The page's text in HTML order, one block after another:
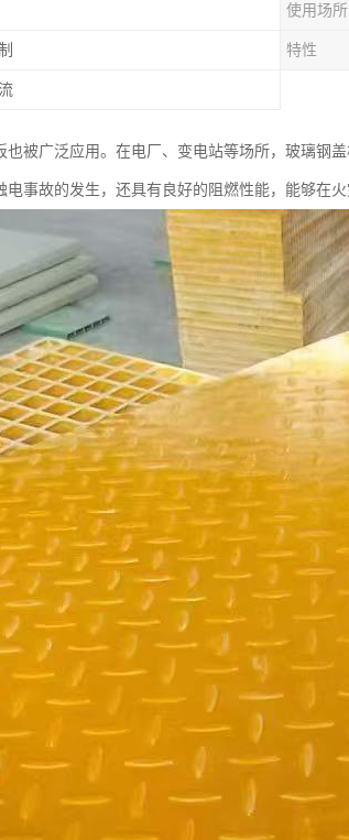
使用场所
特性
也被广泛应用。在电厂、变电站等场所，玻璃钢
事故的发生，还具有良好的阻燃性能，能够在火